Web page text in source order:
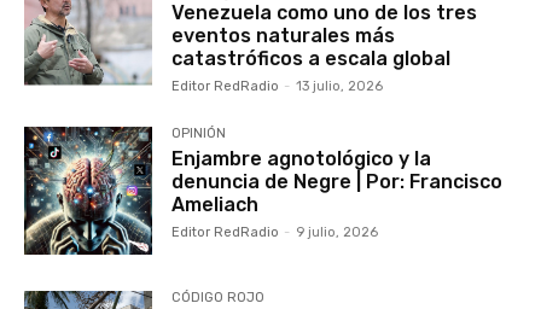
Venezuela como uno de los tres
eventos naturales más
catastróficos a escala global
Editor RedRadio - 13 julio, 2026
OPINIÓN
Enjambre agnotológico y la
denuncia de Negre | Por: Francisco
Ameliach
Editor RedRadio - 9 julio, 2026
CÓDIGO ROJO